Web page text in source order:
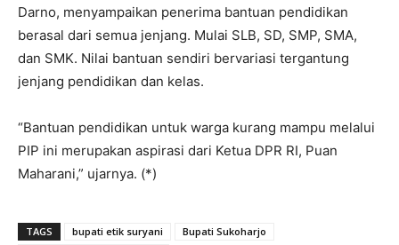
Darno, menyampaikan penerima bantuan pendidikan
berasal dari semua jenjang. Mulai SLB, SD, SMP, SMA,
dan SMK. Nilai bantuan sendiri bervariasi tergantung
jenjang pendidikan dan kelas.
“Bantuan pendidikan untuk warga kurang mampu melalui
PIP ini merupakan aspirasi dari Ketua DPR RI, Puan
Maharani,” ujarnya. (*)
TAGS bupati etik suryani
Bupati Sukoharjo